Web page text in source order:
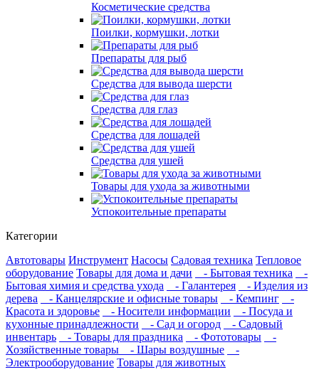
Косметические средства
Поилки, кормушки, лотки
Препараты для рыб
Средства для вывода шерсти
Средства для глаз
Средства для лошадей
Средства для ушей
Товары для ухода за животными
Успокоительные препараты
Категории
Автотовары Инструмент Насосы Садовая техника Тепловое
оборудование Товары для дома и дачи - Бытовая техника
-
Бытовая химия и средства ухода
- Галантерея
- Изделия из
дерева
- Канцелярские и офисные товары - Кемпинг
-
Красота и здоровье
- Носители информации
- Посуда и
кухонные принадлежности
- Сад и огород
- Садовый
инвентарь
- Товары для праздника - Фототовары
-
Хозяйственные товары
- Шары воздушные
-
Электрооборудование Товары для животных